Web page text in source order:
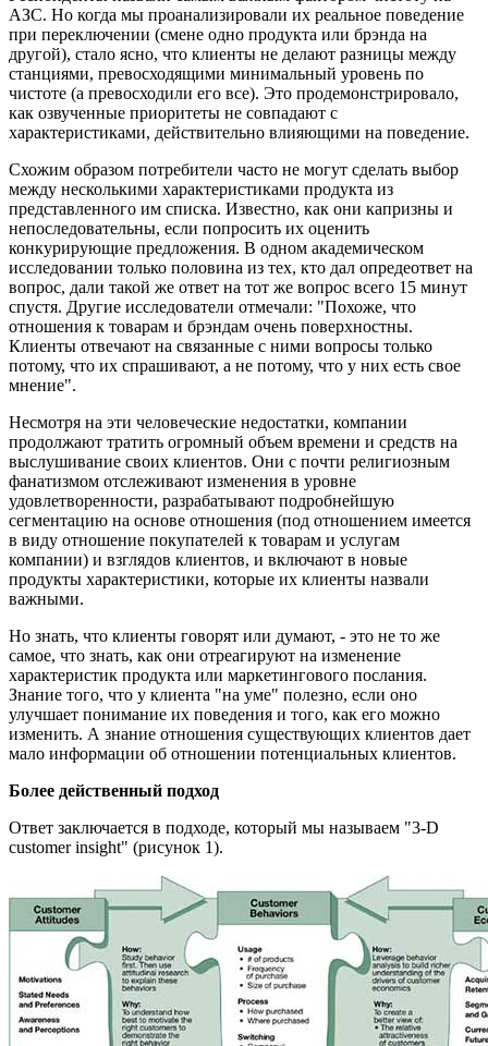
АЗС. Но когда мы проанализировали их реальное поведение
при переключении (смене одно продукта или брэнда на
другой), стало ясно, что клиенты не делают разницы между
станциями, превосходящими минимальный уровень по
чистоте (а превосходили его все). Это продемонстрировало,
как озвученные приоритеты не совпадают с
характеристиками, действительно влияющими на поведение.
Схожим образом потребители часто не могут сделать выбор
между несколькими характеристиками продукта из
представленного им списка. Известно, как они капризны и
непоследовательны, если попросить их оценить
конкурирующие предложения. В одном академическом
исследовании только половина из тех, кто дал опредеответ на
вопрос, дали такой же ответ на тот же вопрос всего 15 минут
спустя. Другие исследователи отмечали: "Похоже, что
отношения к товарам и брэндам очень поверхностны.
Клиенты отвечают на связанные с ними вопросы только
потому, что их спрашивают, а не потому, что у них есть свое
мнение".
Несмотря на эти человеческие недостатки, компании
продолжают тратить огромный объем времени и средств на
выслушивание своих клиентов. Они с почти религиозным
фанатизмом отслеживают изменения в уровне
удовлетворенности, разрабатывают подробнейшую
сегментацию на основе отношения (под отношением имеется
в виду отношение покупателей к товарам и услугам
компании) и взглядов клиентов, и включают в новые
продукты характеристики, которые их клиенты назвали
важными.
Но знать, что клиенты говорят или думают, - это не то же
самое, что знать, как они отреагируют на изменение
характеристик продукта или маркетингового послания.
Знание того, что у клиента "на уме" полезно, если оно
улучшает понимание их поведения и того, как его можно
изменить. А знание отношения существующих клиентов дает
мало информации об отношении потенциальных клиентов.
Более действенный подход
Ответ заключается в подходе, который мы называем "3-D
customer insight" (рисунок 1).